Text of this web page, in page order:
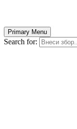
Primary Menu
Search for: